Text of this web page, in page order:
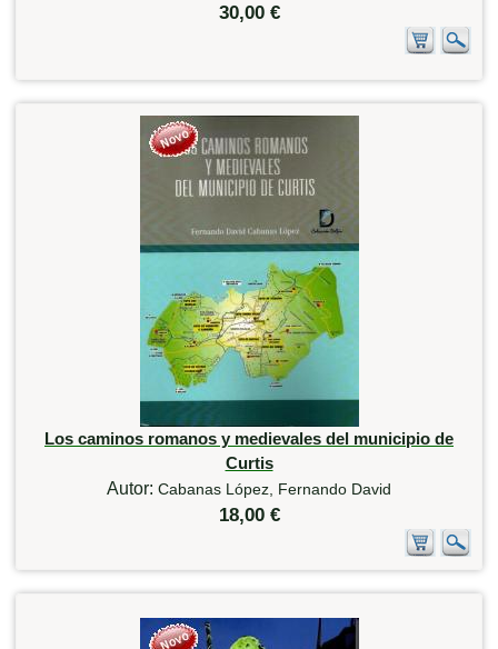
30,00 €
Los caminos romanos y medievales del municipio de
Curtis
Autor: Cabanas López, Fernando David
18,00 €